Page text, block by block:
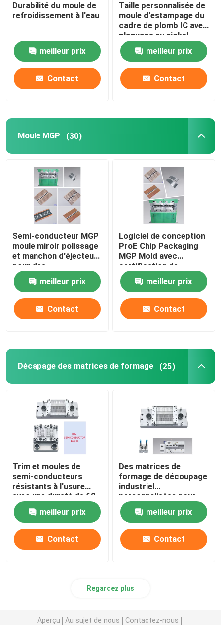
Durabilité du moule de
refroidissement à l'eau
meilleur prix
Contact
Taille personnalisée de
moule d'estampage du
cadre de plomb IC avec
plaquage au nickel
meilleur prix
Contact
Moule MGP (30)
Semi-conducteur MGP
moule miroir polissage
et manchon d'éjecteur
pour des
performances élevées
meilleur prix
Contact
Logiciel de conception
ProE Chip Packaging
MGP Mold avec
certification de
contrôle ISO9001
2015
meilleur prix
Contact
Décapage des matrices de formage (25)
Trim et moules de
semi-conducteurs
résistants à l'usure
avec une dureté de 60
à 65 HRC
meilleur prix
Contact
Des matrices de
formage de découpage
industriel
personnalisées pour
des performances
durablesmeilleur prix
Contact
Regardez plus
Aperçu Au sujet de nous Contactez-nous